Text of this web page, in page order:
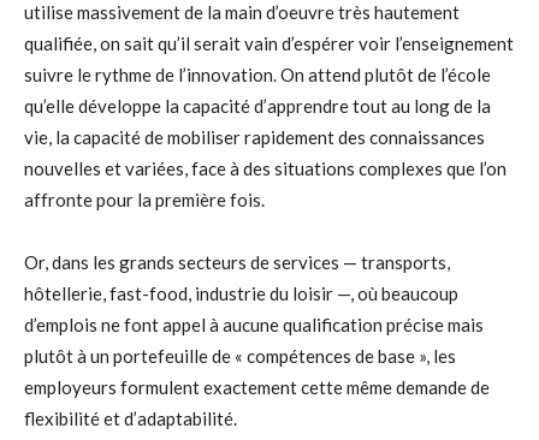
utilise massivement de la main d’oeuvre très hautement
qualifiée, on sait qu’il serait vain d’espérer voir l’enseignement
suivre le rythme de l’innovation. On attend plutôt de l’école
qu’elle développe la capacité d’apprendre tout au long de la
vie, la capacité de mobiliser rapidement des connaissances
nouvelles et variées, face à des situations complexes que l’on
affronte pour la première fois.
Or, dans les grands secteurs de services — transports,
hôtellerie, fast-food, industrie du loisir —, où beaucoup
d’emplois ne font appel à aucune qualification précise mais
plutôt à un portefeuille de « compétences de base », les
employeurs formulent exactement cette même demande de
flexibilité et d’adaptabilité.